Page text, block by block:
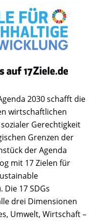
2030 schafft die
wirtschaftlichen
Gerechtigkeit
Grenzen der
der Agenda
mit 17 Zielen für
Die 17 SDGs
drei Dimensionen
Umwelt, Wirtschaft –